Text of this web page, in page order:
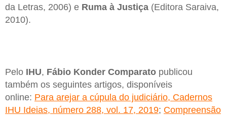
da Letras, 2006) e Ruma à Justiça (Editora Saraiva,
2010).
Pelo IHU, Fábio Konder Comparato publicou
também os seguintes artigos, disponíveis
online: Para arejar a cúpula do judiciário, Cadernos
IHU Ideias, número 288, vol. 17, 2019; Compreensão